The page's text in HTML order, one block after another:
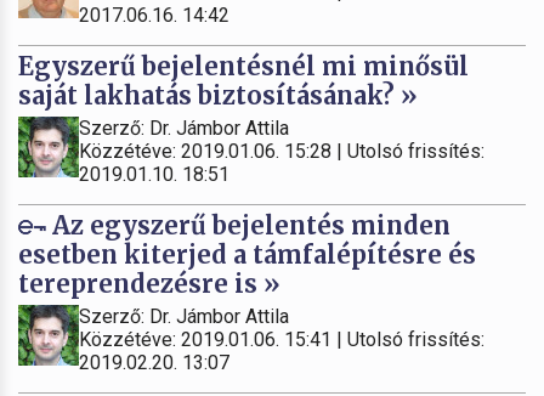
2017.06.16. 14:42
Egyszerű bejelentésnél mi minősül
saját lakhatás biztosításának? »
Szerző: Dr. Jámbor Attila
Közzétéve: 2019.01.06. 15:28 | Utolsó frissítés:
2019.01.10. 18:51
Az egyszerű bejelentés minden
esetben kiterjed a támfalépítésre és
tereprendezésre is »
Szerző: Dr. Jámbor Attila
Közzétéve: 2019.01.06. 15:41 | Utolsó frissítés:
2019.02.20. 13:07